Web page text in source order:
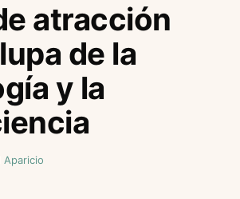
atracción
de la
y la
Aparicio